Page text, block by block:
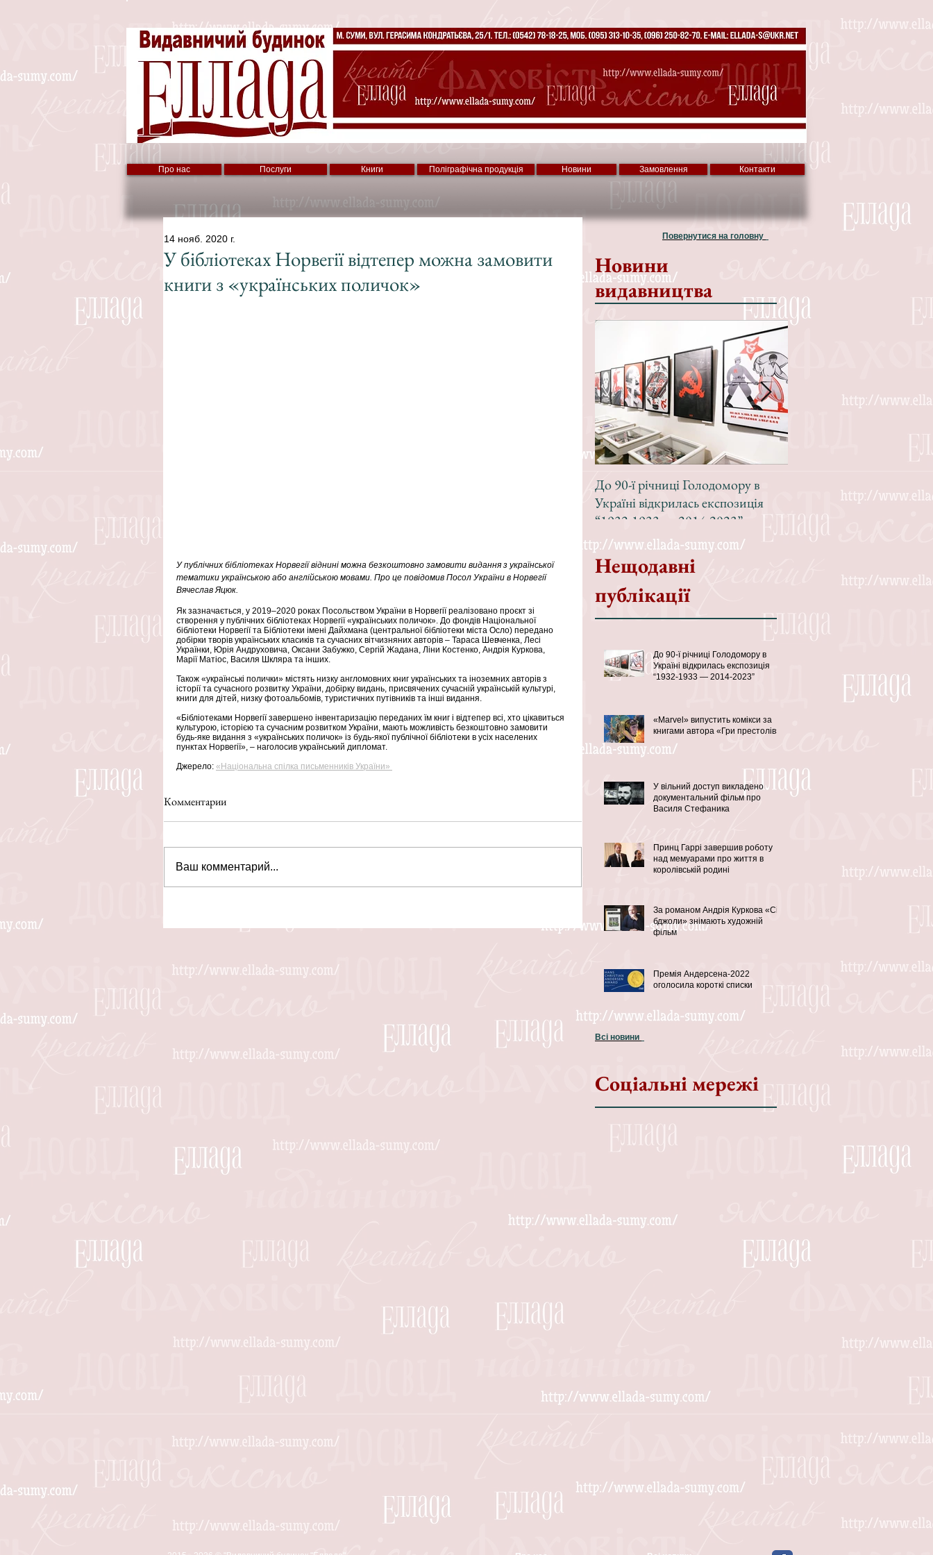
Про нас Послуги Книги Поліграфічна продукція Новини Замовлення Контакти
У бібліотеках Норвегії відтепер можна замовити
книги з «українських поличок»
14 нояб. 2020 г.
У публічних бібліотеках Норвегії віднині можна безкоштовно замовити видання з української
тематики українською або англійською мовами. Про це повідомив Посол України в Норвегії
Вячеслав Яцюк.
Як зазначається, у 2019–2020 роках Посольством України в Норвегії реалізовано проєкт зі
створення у публічних бібліотеках Норвегії «українських поличок». До фондів Національної
бібліотеки Норвегії та Бібліотеки імені Дайхмана (центральної бібліотеки міста Осло) передано
добірки творів українських класиків та сучасних вітчизняних авторів – Тараса Шевченка, Лесі
Українки, Юрія Андруховича, Оксани Забужко, Сергій Жадана, Ліни Костенко, Андрія Куркова,
Марії Матіос, Василя Шкляра та інших.
Також «українські полички» містять низку англомовних книг українських та іноземних авторів з
історії та сучасного розвитку України, добірку видань, присвячених сучасній українській культурі,
книги для дітей, низку фотоальбомів, туристичних путівників та інші видання.
«Бібліотеками Норвегії завершено інвентаризацію переданих їм книг і відтепер всі, хто цікавиться
культурою, історією та сучасним розвитком України, мають можливість безкоштовно замовити
будь-яке видання з «українських поличок» із будь-якої публічної бібліотеки в усіх населених
пунктах Норвегії», – наголосив український дипломат.
Джерело: «Національна спілка письменників України»
Комментарии
Ваш комментарий...
Повернутися на головну
Новини
видавництва
До 90-ї річниці Голодомору в
Україні відкрилась експозиція
“1932-1933 — 2014-2023”
Нещодавні
публікації
До 90-ї річниці Голодомору в
Україні відкрилась експозиція
“1932-1933 — 2014-2023”
«Marvel» випустить комікси за
книгами автора «Гри престолів»
У вільний доступ викладено
документальний фільм про
Василя Стефаника
Принц Гаррі завершив роботу
над мемуарами про життя в
королівській родині
За романом Андрія Куркова «Сірі
бджоли» знімають художній
фільм
Премія Андерсена-2022
оголосила короткі списки
Всі новини
Соціальні мережі